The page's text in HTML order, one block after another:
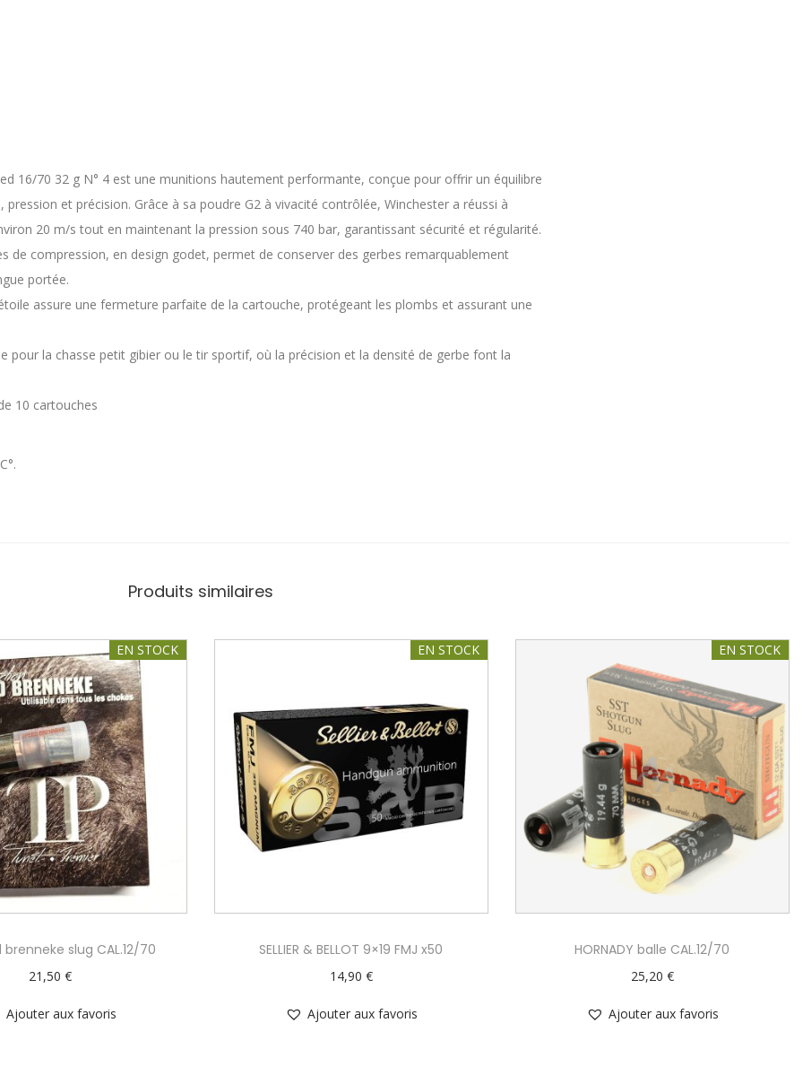
16/70 32 g N° 4 est une munitions hautement performante, conçue pour offrir un équilibre
pression et précision. Grâce à sa poudre G2 à vivacité contrôlée, Winchester a réussi à
20 m/s tout en maintenant la pression sous 740 bar, garantissant sécurité et régularité.
de compression, en design godet, permet de conserver des gerbes remarquablement
portée.
assure une fermeture parfaite de la cartouche, protégeant les plombs et assurant une
pour la chasse petit gibier ou le tir sportif, où la précision et la densité de gerbe font la
10 cartouches
Produits similaires
EN STOCK
brenneke slug CAL.12/70
21,50 €
Ajouter aux favoris
EN STOCK
SELLIER & BELLOT 9×19 FMJ x50
14,90 €
Ajouter aux favoris
EN STOCK
HORNADY balle CAL.12/70
25,20 €
Ajouter aux favoris